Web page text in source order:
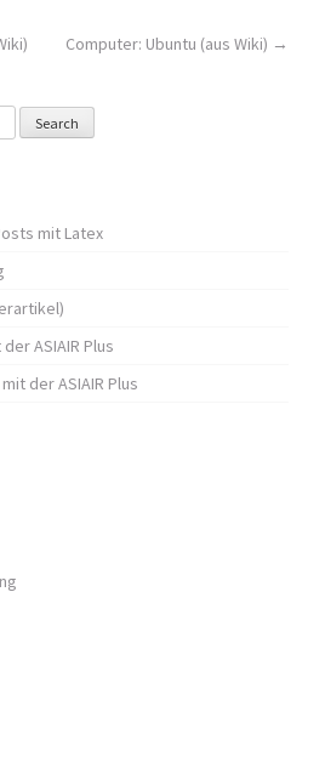
Computer: Ubuntu (aus Wiki) →
mit Latex
ASIAIR Plus
der ASIAIR Plus